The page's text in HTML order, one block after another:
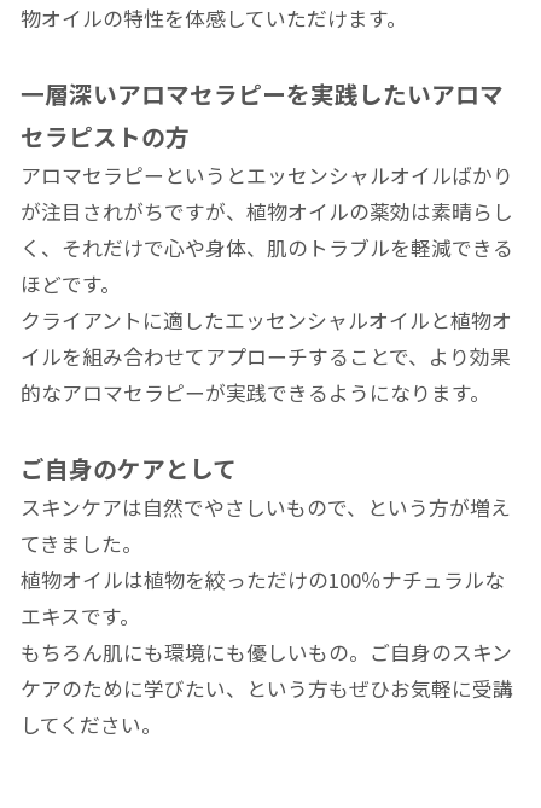
物オイルの特性を体感していただけます。
一層深いアロマセラピーを実践したいアロマ
セラピストの方
アロマセラピーというとエッセンシャルオイルばかり
が注目されがちですが、植物オイルの薬効は素晴らし
く、それだけで心や身体、肌のトラブルを軽減できる
ほどです。
クライアントに適したエッセンシャルオイルと植物オ
イルを組み合わせてアプローチすることで、より効果
的なアロマセラピーが実践できるようになります。
ご自身のケアとして
スキンケアは自然でやさしいもので、という方が増え
てきました。
植物オイルは植物を絞っただけの100％ナチュラルな
エキスです。
もちろん肌にも環境にも優しいもの。ご自身のスキン
ケアのために学びたい、という方もぜひお気軽に受講
してください。